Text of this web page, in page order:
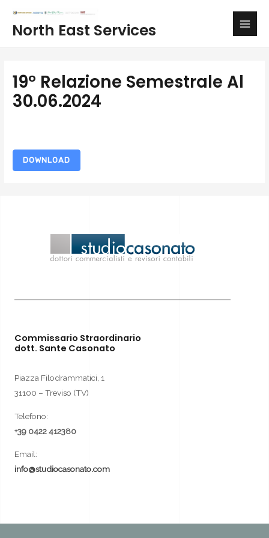
contenuto
North East Services
Main
19° Relazione Semestrale Al
30.06.2024
DOWNLOAD
Commissario Straordinario
dott. Sante Casonato
Piazza Filodrammatici, 1
31100 – Treviso (TV)
Telefono:
+39 0422 412380
Email:
info@studiocasonato.com